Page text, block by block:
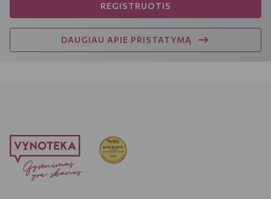
REGISTRUOTIS
DAUGIAU APIE PRISTATYMĄ